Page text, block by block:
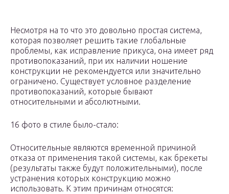
Несмотря на то что это довольно простая система,
которая позволяет решить такие глобальные
проблемы, как исправление прикуса, она имеет ряд
противопоказаний, при их наличии ношение
конструкции не рекомендуется или значительно
ограничено. Существует условное разделение
противопоказаний, которые бывают
относительными и абсолютными.
16 фото в стиле было-стало:
Относительные являются временной причиной
отказа от применения такой системы, как брекеты
(результаты также будут положительными), после
устранения которых конструкцию можно
использовать. К этим причинам относятся: